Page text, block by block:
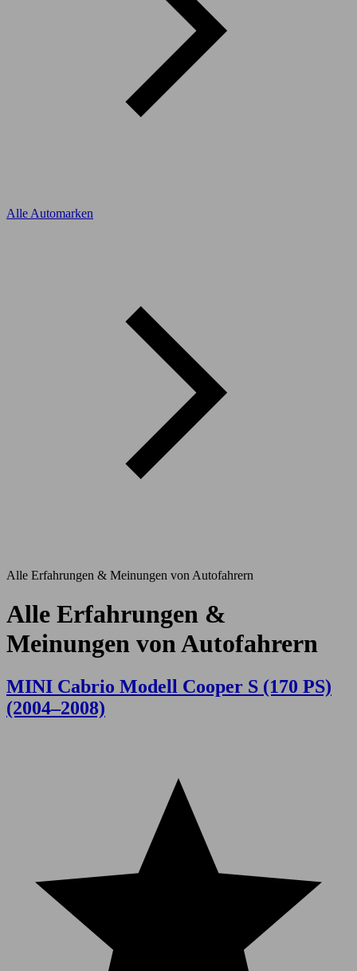
Alle Automarken
Alle Erfahrungen & Meinungen von Autofahrern
Alle Erfahrungen &
Meinungen von Autofahrern
MINI Cabrio Modell Cooper S (170 PS)
(2004–2008)